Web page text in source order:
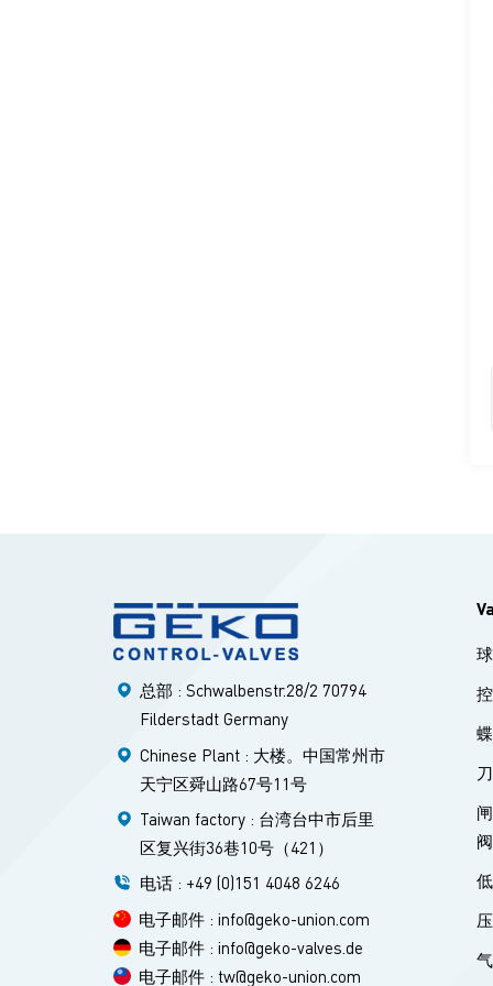
总部 : Schwalbenstr.28/2 70794
Filderstadt Germany
Chinese Plant : 大楼。中国常州市
天宁区舜山路67号11号
Taiwan factory : 台湾台中市后里
区复兴街36巷10号（421）
电话 : +49 (0)151 4048 6246
电子邮件 : info@geko-union.com
电子邮件 : info@geko-valves.de
电子邮件 : tw@geko-union.com
阀